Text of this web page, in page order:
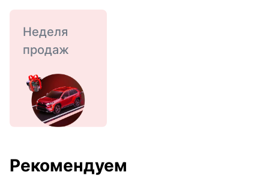
Неделя
продаж
Рекомендуем